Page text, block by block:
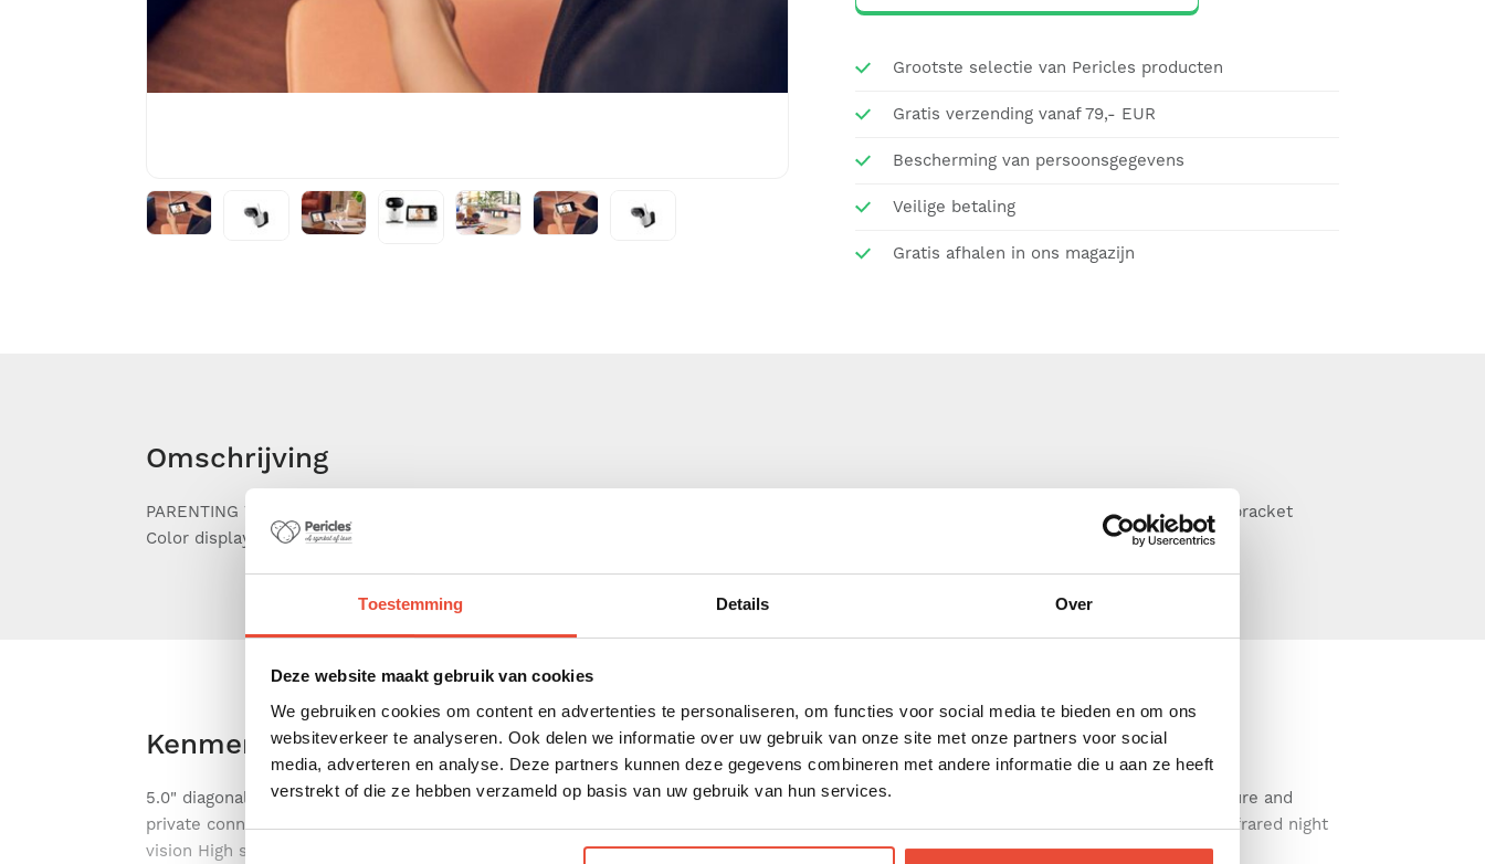
Toestemming Details Over
Deze website maakt gebruik van cookies
We gebruiken cookies om content en advertenties te personaliseren, om functies voor social media te bieden en om ons
websiteverkeer te analyseren. Ook delen we informatie over uw gebruik van onze site met onze partners voor social
media, adverteren en analyse. Deze partners kunnen deze gegevens combineren met andere informatie die u aan ze heeft
verstrekt of die ze hebben verzameld op basis van uw gebruik van hun services.
Grootste selectie van Pericles producten
Gratis verzending vanaf 79,- EUR
Bescherming van persoonsgegevens
Veilige betaling
Gratis afhalen in ons magazijn
Omschrijving
PARENTING WITH PIP1510 - 5 inch motorized video baby monitor
Color display so you can always keep an eye on your little one,
even in the dark. Wall mount your camera using the bracket
included for a better view of your baby.
Kenmerken
5.0" diagonal color screen 2.4GHz FHSS wireless technology for in-home viewing Remote pan, tilt and zoom Up to 300m range (1) Secure and
private connection LED sound level indicator Two-way talk Room temperature monitoring Adjustable C° and F° temperature reading Infrared night
vision High sensitivity microphone Rechargeable parent unit Wall mount (2)